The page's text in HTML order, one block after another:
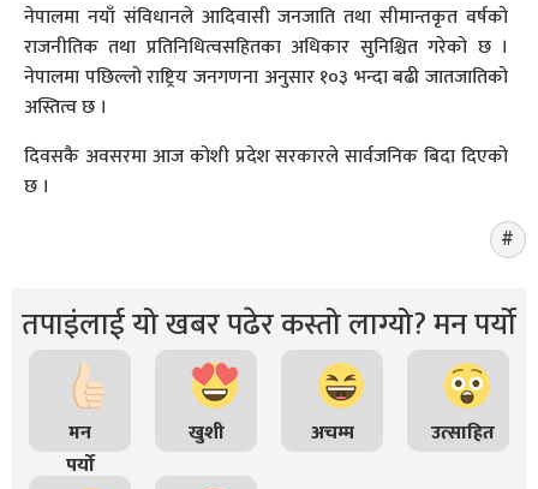
नेपालमा नयाँ संविधानले आदिवासी जनजाति तथा सीमान्तकृत वर्षको
राजनीतिक तथा प्रतिनिधित्वसहितका अधिकार सुनिश्चित गरेको छ ।
नेपालमा पछिल्लो राष्ट्रिय जनगणना अनुसार १०३ भन्दा बढी जातजातिको
अस्तित्व छ ।
दिवसकै अवसरमा आज कोशी प्रदेश सरकारले सार्वजनिक बिदा दिएको
छ ।
तपाइंलाई यो खबर पढेर कस्तो लाग्यो? मन पर्यो
मन
पर्यो
खुशी अचम्म उत्साहित